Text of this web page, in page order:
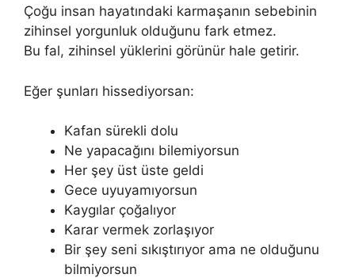
Çoğu insan hayatındaki karmaşanın sebebinin
zihinsel yorgunluk olduğunu fark etmez.
Bu fal, zihinsel yüklerini görünür hale getirir.
Eğer şunları hissediyorsan:
Kafan sürekli dolu
Ne yapacağını bilemiyorsun
Her şey üst üste geldi
Gece uyuyamıyorsun
Kaygılar çoğalıyor
Karar vermek zorlaşıyor
Bir şey seni sıkıştırıyor ama ne olduğunu
bilmiyorsun